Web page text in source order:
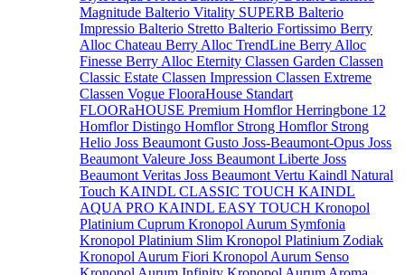
Magnitude Balterio Vitality SUPERB Balterio
Impressio Balterio Stretto Balterio Fortissimo Berry
Alloc Chateau Berry Alloc TrendLine Berry Alloc
Finesse Berry Alloc Eternity Classen Garden Classen
Classic Estate Classen Impression Classen Extreme
Classen Vogue FlooraHouse Standart
FLOORaHOUSE Premium Homflor Herringbone 12
Homflor Distingo Homflor Strong Homflor Strong
Helio Joss Beaumont Gusto Joss-Beaumont-Opus Joss
Beaumont Valeure Joss Beaumont Liberte Joss
Beaumont Veritas Joss Beaumont Vertu Kaindl Natural
Touch KAINDL CLASSIC TOUCH KAINDL
AQUA PRO KAINDL EASY TOUCH Kronopol
Platinium Cuprum Kronopol Aurum Symfonia
Kronopol Platinium Slim Kronopol Platinium Zodiak
Kronopol Aurum Fiori Kronopol Aurum Senso